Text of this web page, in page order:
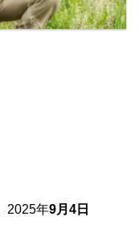
2025年9月4日